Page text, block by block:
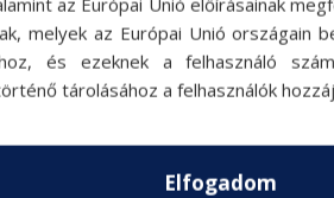
melyek az Európai Unió országain
és ezeknek a felhasználó
tárolásához a felhasználók
Elfogadom